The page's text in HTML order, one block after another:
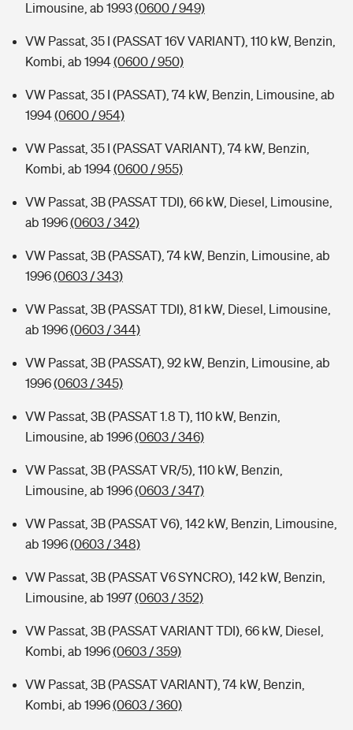
Limousine, ab 1993(0600 / 949)
VW Passat, 35 I (PASSAT 16V VARIANT), 110 kW, Benzin,
Kombi, ab 1994(0600 / 950)
VW Passat, 35 I (PASSAT), 74 kW, Benzin, Limousine, ab
1994(0600 / 954)
VW Passat, 35 I (PASSAT VARIANT), 74 kW, Benzin,
Kombi, ab 1994(0600 / 955)
VW Passat, 3B (PASSAT TDI), 66 kW, Diesel, Limousine,
ab 1996(0603 / 342)
VW Passat, 3B (PASSAT), 74 kW, Benzin, Limousine, ab
1996(0603 / 343)
VW Passat, 3B (PASSAT TDI), 81 kW, Diesel, Limousine,
ab 1996(0603 / 344)
VW Passat, 3B (PASSAT), 92 kW, Benzin, Limousine, ab
1996(0603 / 345)
VW Passat, 3B (PASSAT 1.8 T), 110 kW, Benzin,
Limousine, ab 1996(0603 / 346)
VW Passat, 3B (PASSAT VR/5), 110 kW, Benzin,
Limousine, ab 1996(0603 / 347)
VW Passat, 3B (PASSAT V6), 142 kW, Benzin, Limousine,
ab 1996(0603 / 348)
VW Passat, 3B (PASSAT V6 SYNCRO), 142 kW, Benzin,
Limousine, ab 1997(0603 / 352)
VW Passat, 3B (PASSAT VARIANT TDI), 66 kW, Diesel,
Kombi, ab 1996(0603 / 359)
VW Passat, 3B (PASSAT VARIANT), 74 kW, Benzin,
Kombi, ab 1996(0603 / 360)